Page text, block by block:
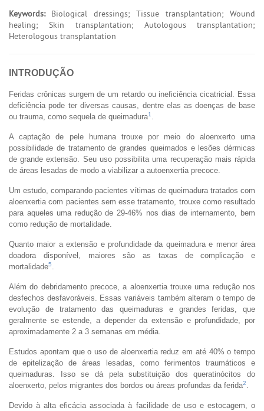
Keywords:Biological dressings; Tissue transplantation; Wound
healing; Skin transplantation; Autologous transplantation;
Heterologous transplantation
INTRODUÇÃO
Feridas crônicas surgem de um retardo ou ineficiência cicatricial. Essa
deficiência pode ter diversas causas, dentre elas as doenças de base
ou trauma, como sequela de queimadura1
A captação de pele humana trouxe por meio do aloenxerto uma
possibilidade de tratamento de grandes queimados e lesões dérmicas
de grande extensão. Seu uso possibilita uma recuperação mais rápida
de áreas lesadas de modo a viabilizar a autoenxertia precoce.
Um estudo, comparando pacientes vítimas de queimadura tratados com
aloenxertia com pacientes sem esse tratamento, trouxe como resultado
para aqueles uma redução de 29-46% nos dias de internamento, bem
como redução de mortalidade.
Quanto maior a extensão e profundidade da queimadura e menor área
doadora disponível, maiores são as taxas de complicação e
mortalidade5
Além do debridamento precoce, a aloenxertia trouxe uma redução nos
desfechos desfavoráveis. Essas variáveis também alteram o tempo de
evolução de tratamento das queimaduras e grandes feridas, que
geralmente se estende, a depender da extensão e profundidade, por
aproximadamente 2 a 3 semanas em média.
Estudos apontam que o uso de aloenxertia reduz em até 40% o tempo
de epitelização de áreas lesadas, como ferimentos traumáticos e
queimaduras. Isso se dá pela substituição dos queratinócitos do
aloenxerto, pelos migrantes dos bordos ou áreas profundas da ferida2
Devido à alta eficácia associada à facilidade de uso e estocagem, o